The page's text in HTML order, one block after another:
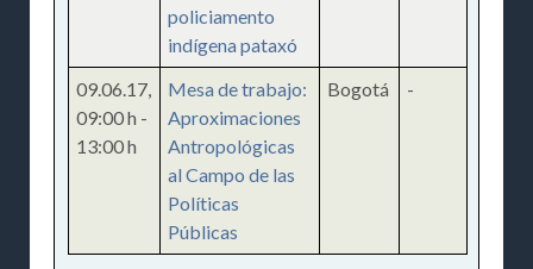
policiamento
indígena pataxó
09.06.17,
09:00 h -
13:00 h
Mesa de trabajo:
Aproximaciones
Antropológicas
al Campo de las
Políticas
Públicas
Bogotá -